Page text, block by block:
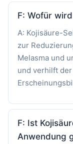
F: Wofür
A: Kojisäure-
zur
Melasma und
und verhilft
F: Ist
Anwendung